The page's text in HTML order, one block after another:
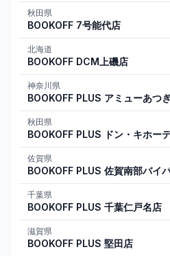
秋田県
BOOKOFF 7号能代店
北海道
BOOKOFF DCM上磯店
神奈川県
BOOKOFF PLUS アミューあつ
秋田県
BOOKOFF PLUS ドン・キホー
佐賀県
BOOKOFF PLUS 佐賀南部バイ
千葉県
BOOKOFF PLUS 千葉仁戸名店
滋賀県
BOOKOFF PLUS 堅田店